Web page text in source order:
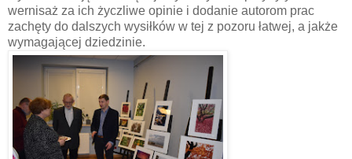
wernisaż za ich życzliwe opinie i dodanie autorom prac
zachęty do dalszych wysiłków w tej z pozoru łatwej, a jakże
wymagającej dziedzinie.